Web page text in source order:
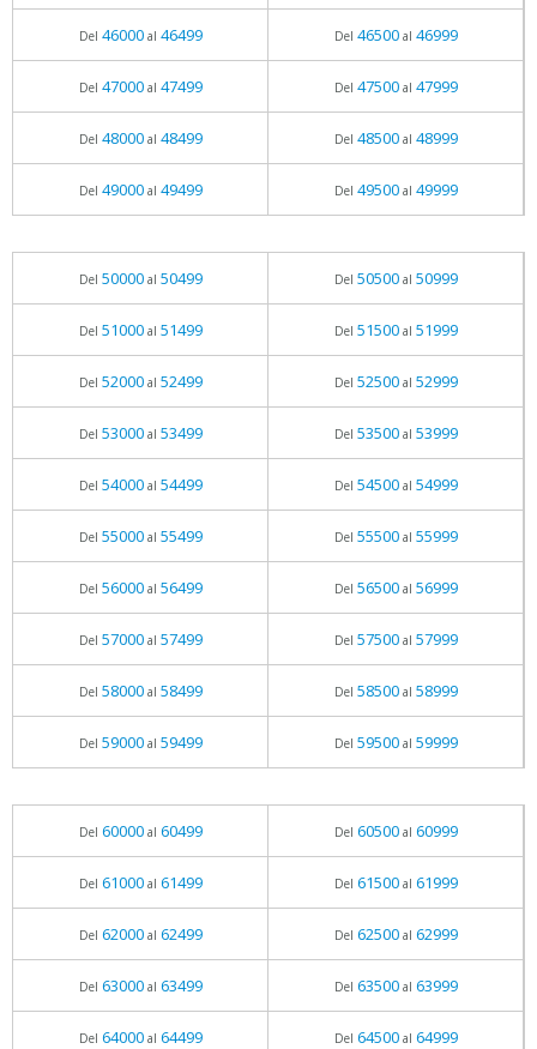
Del 46000al 46499 Del 46500al 46999
Del 47000al 47499 Del 47500al 47999
Del 48000al 48499 Del 48500al 48999
Del 49000al 49499 Del 49500al 49999
Del 50000al 50499 Del 50500al 50999
Del 51000al 51499 Del 51500al 51999
Del 52000al 52499 Del 52500al 52999
Del 53000al 53499 Del 53500al 53999
Del 54000al 54499 Del 54500al 54999
Del 55000al 55499 Del 55500al 55999
Del 56000al 56499 Del 56500al 56999
Del 57000al 57499 Del 57500al 57999
Del 58000al 58499 Del 58500al 58999
Del 59000al 59499 Del 59500al 59999
Del 60000al 60499 Del 60500al 60999
Del 61000al 61499 Del 61500al 61999
Del 62000al 62499 Del 62500al 62999
Del 63000al 63499 Del 63500al 63999
Del 64000al 64499 Del 64500al 64999